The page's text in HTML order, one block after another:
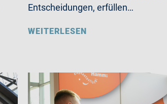
Entscheidungen, erfüllen…
WEITERLESEN